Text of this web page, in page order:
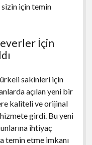
için temin
İçin
sakinleri için
açılan yeni bir
kaliteli ve orijinal
girdi. Bu yeni
ihtiyaç
temin etme imkanı